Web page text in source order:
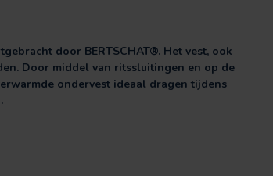
door BERTSCHAT®. Het vest, ook
Door middel van ritssluitingen en op de
ondervest ideaal dragen tijdens